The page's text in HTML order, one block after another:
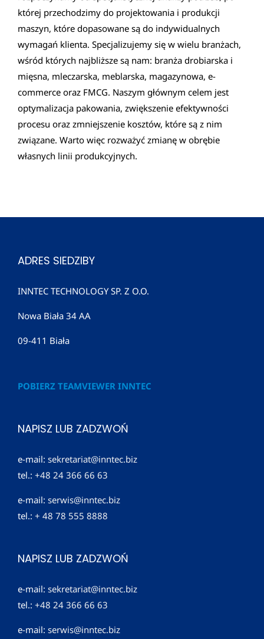
której przechodzimy do projektowania i produkcji
maszyn, które dopasowane są do indywidualnych
wymagań klienta. Specjalizujemy się w wielu branżach,
wśród których najbliższe są nam: branża drobiarska i
mięsna, mleczarska, meblarska, magazynowa, e-
commerce oraz FMCG. Naszym głównym celem jest
optymalizacja pakowania, zwiększenie efektywności
procesu oraz zmniejszenie kosztów, które są z nim
związane. Warto więc rozważyć zmianę w obrębie
własnych linii produkcyjnych.
ADRES SIEDZIBY
INNTEC TECHNOLOGY SP. Z O.O.
Nowa Biała 34 AA
09-411 Biała
POBIERZ TEAMVIEWER INNTEC
NAPISZ LUB ZADZWOŃ
e-mail: sekretariat@inntec.biz
tel.: +48 24 366 66 63
e-mail: serwis@inntec.biz
tel.: + 48 78 555 8888
NAPISZ LUB ZADZWOŃ
e-mail: sekretariat@inntec.biz
tel.: +48 24 366 66 63
e-mail: serwis@inntec.biz